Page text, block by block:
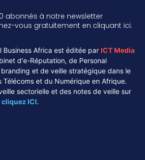
abonnés à notre newsletter
vous gratuitement en cliquant ici.
Business Africa est éditée par ICT Media
d'e-Réputation, de Personal
et de veille stratégique dans le
Télécoms et du Numérique en Afrique.
sectorielle et des notes de veille sur
cliquez ICI.